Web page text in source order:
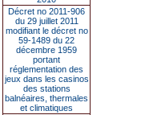
Décret no 2011-906
du 29 juillet 2011
modifiant le décret no
59-1489 du 22
décembre 1959
portant
réglementation des
jeux dans les casinos
des stations
balnéaires, thermales
et climatiques